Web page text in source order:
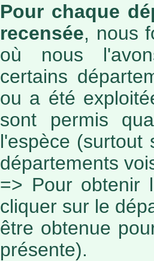
Pour chaque
recensée, nous
où nous
certains
ou a été
sont permis
l'espèce (surtout
départements
=> Pour obtenir
cliquer sur le
être obtenue
présente).